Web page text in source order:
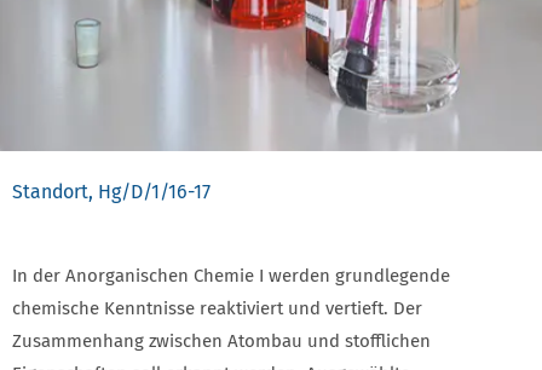
Standort, Hg/D/1/16-17
In der Anorganischen Chemie I werden grundlegende
chemische Kenntnisse reaktiviert und vertieft. Der
Zusammenhang zwischen Atombau und stofflichen